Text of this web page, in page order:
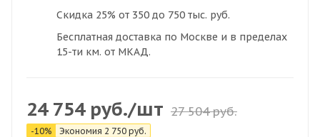
Скидка 25% от 350 до 750 тыс. руб.
Бесплатная доставка по Москве и в пределах
15-ти км. от МКАД.
24 754руб./шт 27 504руб.
-10% Экономия 2 750 руб.